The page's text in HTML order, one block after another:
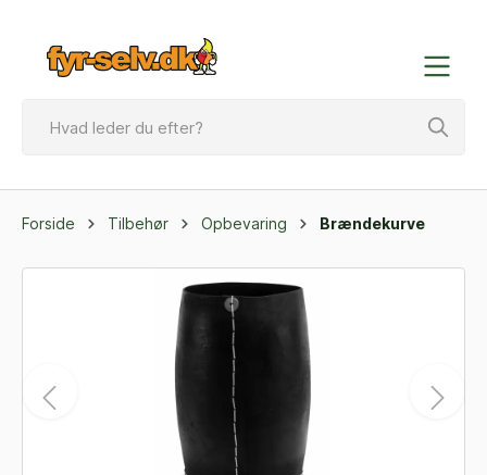
Forside Tilbehør Opbevaring Brændekurve